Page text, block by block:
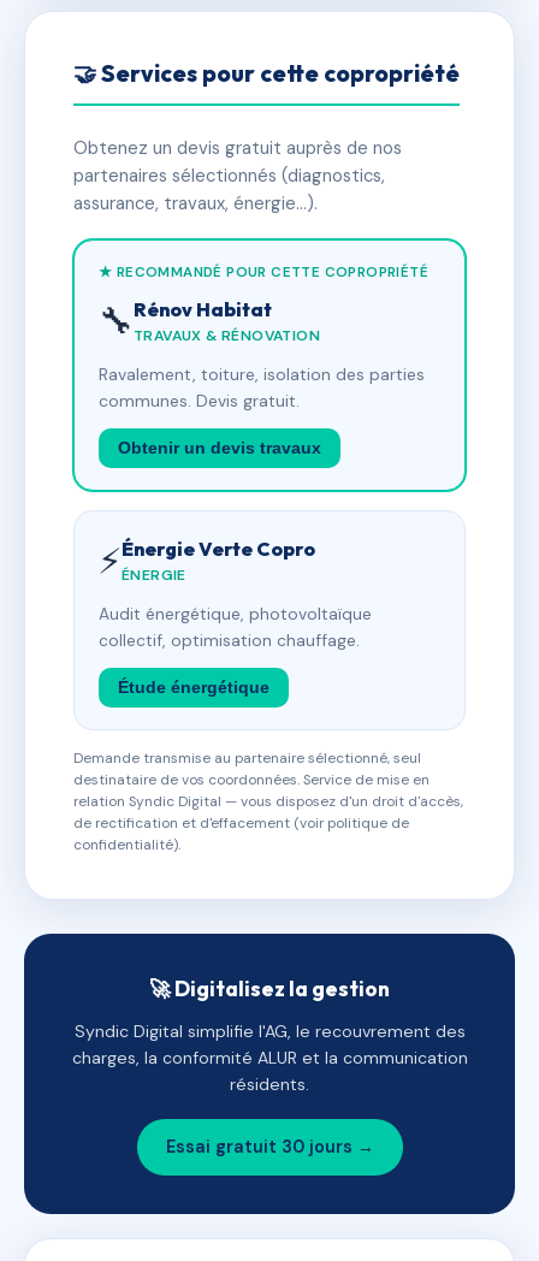
🤝 Services pour cette copropriété
Obtenez un devis gratuit auprès de nos
partenaires sélectionnés (diagnostics,
assurance, travaux, énergie…).
★ RECOMMANDÉ POUR CETTE COPROPRIÉTÉ
🔧 Rénov Habitat
TRAVAUX & RÉNOVATION
Ravalement, toiture, isolation des parties
communes. Devis gratuit.
Obtenir un devis travaux
⚡Énergie Verte Copro
ÉNERGIE
Audit énergétique, photovoltaïque
collectif, optimisation chauffage.
Étude énergétique
Demande transmise au partenaire sélectionné, seul
destinataire de vos coordonnées. Service de mise en
relation Syndic Digital — vous disposez d'un droit d'accès,
de rectification et d'effacement (voir politique de
confidentialité).
🚀 Digitalisez la gestion
Syndic Digital simplifie l'AG, le recouvrement des
charges, la conformité ALUR et la communication
résidents.
Essai gratuit 30 jours →